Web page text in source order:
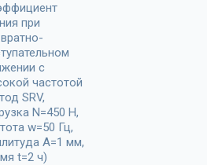
при
с
частотой
SRV,
N=450 H,
w=50 Гц,
A=1 мм,
t=2 ч)